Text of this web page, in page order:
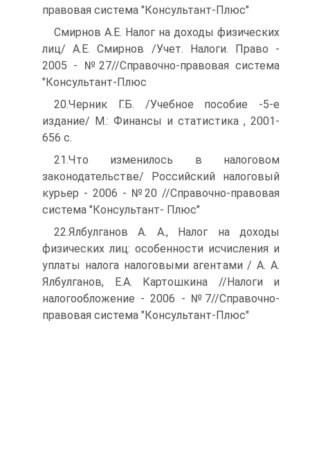
правовая система "Консультант-Плюс"
Смирнов А.Е. Налог на доходы физических
лиц/ А.Е. Смирнов /Учет. Налоги. Право -
2005 - №27//Справочно-правовая система
"Консультант-Плюс
20.Черник Г.Б. /Учебное пособие -5-е
издание/ М.: Финансы и статистика , 2001-
656 с.
21.Что изменилось в налоговом
законодательстве/ Российский налоговый
курьер - 2006 - №20 //Справочно-правовая
система "Консультант- Плюс"
22.Ялбулганов А. А., Налог на доходы
физических лиц: особенности исчисления и
уплаты налога налоговыми агентами / А. А.
Ялбулганов, Е.А. Картошкина //Налоги и
налогообложение - 2006 - №7//Справочно-
правовая система "Консультант-Плюс"